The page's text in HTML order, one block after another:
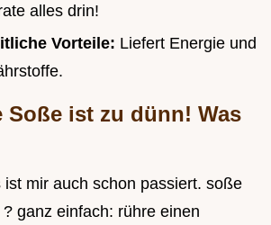
alles drin!
Vorteile: Liefert Energie und
Soße ist zu dünn! Was
ist mir auch schon passiert. soße
ganz einfach: rühre einen